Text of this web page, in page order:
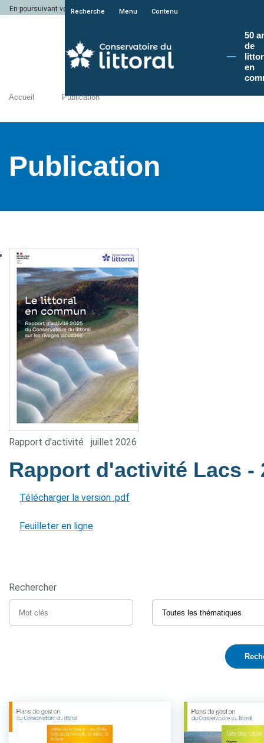
En poursuivant votre navigation sur le site du Conservatoire du littoral, vous
Recherche Menu Contenu
50
de
en
Accueil Publication
Publication
Rapport d'activité juillet 2026
Rapport d'activité Lacs -
Télécharger la version .pdf
Feuilleter en ligne
Rechercher